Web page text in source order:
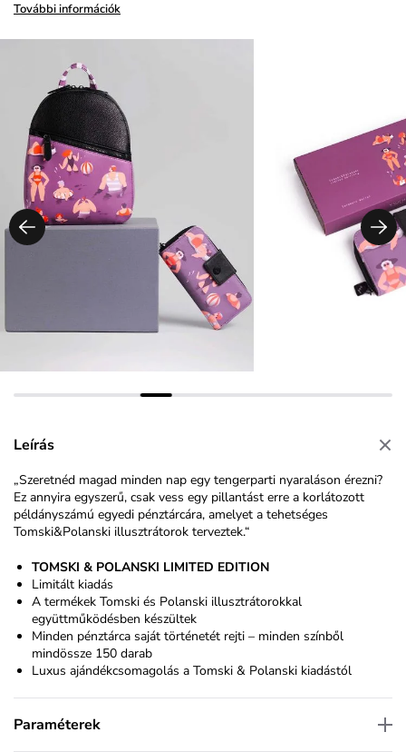
További információk
Leírás
„Szeretnéd magad minden nap egy tengerparti nyaraláson érezni?
Ez annyira egyszerű, csak vess egy pillantást erre a korlátozott
példányszámú egyedi pénztárcára, amelyet a tehetséges
Tomski&Polanski illusztrátorok terveztek.“
TOMSKI & POLANSKI LIMITED EDITION
Limitált kiadás
A termékek Tomski és Polanski illusztrátorokkal
együttműködésben készültek
Minden pénztárca saját történetét rejti – minden színből
mindössze 150 darab
Luxus ajándékcsomagolás a Tomski & Polanski kiadástól
Paraméterek